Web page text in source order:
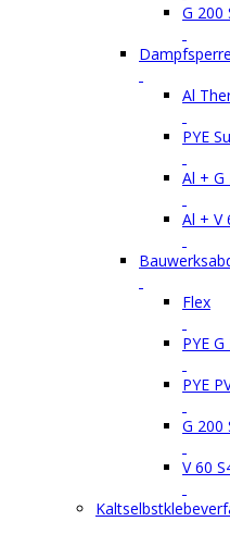
G 200
Al
PYE
Al + G
Al + V
Flex
PYE
PYE
G 200
V 60